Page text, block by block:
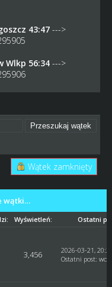
43:47--->
Wlkp 56:34--->
Wątek zamknięty
wątki…
Wyświetleń: Ostatni
3,456
2026-03-21,
Ostatni post: